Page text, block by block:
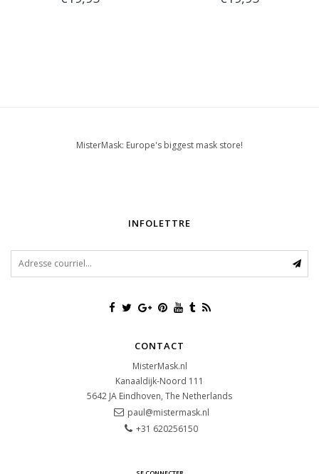
MisterMask: Europe's biggest mask store!
INFOLETTRE
CONTACT
MisterMask.nl
Kanaaldijk-Noord 111
5642 JA Eindhoven, The Netherlands
paul@mistermask.nl
+31 620256150